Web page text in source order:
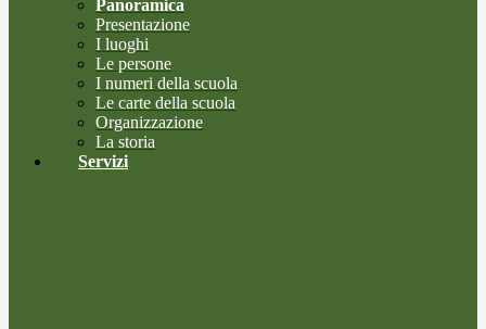
Panoramica
Presentazione
I luoghi
Le persone
I numeri della scuola
Le carte della scuola
Organizzazione
La storia
Servizi